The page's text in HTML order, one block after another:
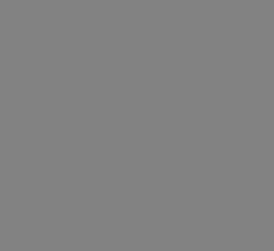
ihåg
Script.com
Detta är fördelaktigt
av deras webbplats.
unika användare
Den ingår i varje
optimera